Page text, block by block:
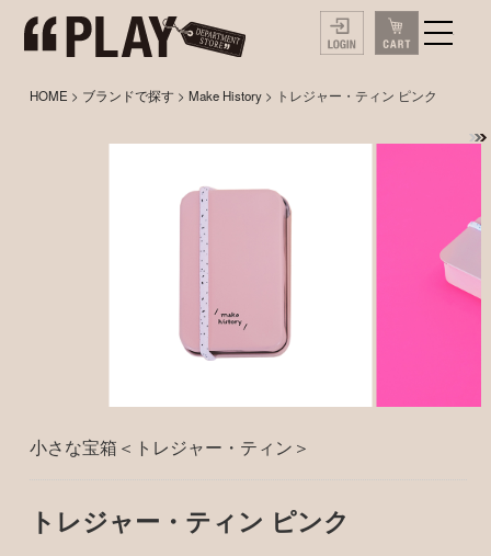
HOME > ブランドで探す >Make History > トレジャー・ティン ピンク
小さな宝箱＜トレジャー・ティン＞
トレジャー・ティン ピンク